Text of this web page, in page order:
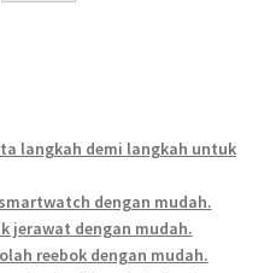
langkah demi langkah untuk
dengan mudah.
jerawat dengan mudah.
reebok dengan mudah.